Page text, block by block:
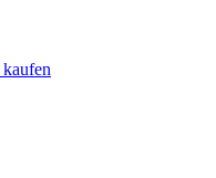
kaufen